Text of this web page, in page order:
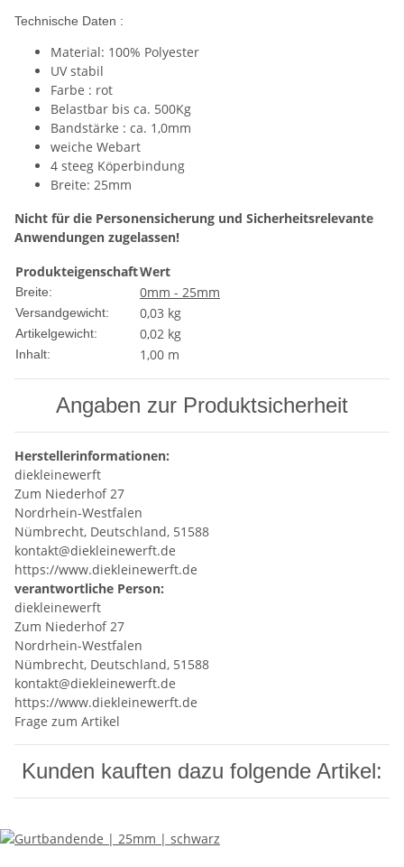
Technische Daten :
Material: 100% Polyester
UV stabil
Farbe : rot
Belastbar bis ca. 500Kg
Bandstärke : ca. 1,0mm
weiche Webart
4 steeg Köperbindung
Breite: 25mm
Nicht für die Personensicherung und Sicherheitsrelevante
Anwendungen zugelassen!
ProdukteigenschaftWert
Breite: 0mm - 25mm
Versandgewicht: 0,03 kg
Artikelgewicht: 0,02 kg
Inhalt: 1,00 m
Angaben zur Produktsicherheit
Herstellerinformationen:
diekleinewerft
Zum Niederhof 27
Nordrhein-Westfalen
Nümbrecht, Deutschland, 51588
kontakt@diekleinewerft.de
https://www.diekleinewerft.de
verantwortliche Person:
diekleinewerft
Zum Niederhof 27
Nordrhein-Westfalen
Nümbrecht, Deutschland, 51588
kontakt@diekleinewerft.de
https://www.diekleinewerft.de
Frage zum Artikel
Kunden kauften dazu folgende Artikel: